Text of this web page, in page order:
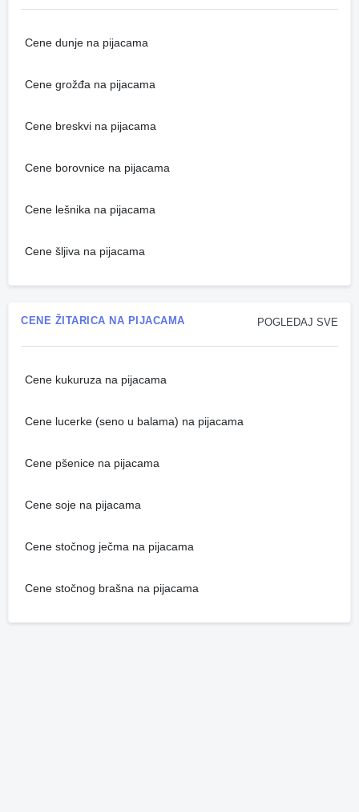
Cene dunje na pijacama
Cene grožđa na pijacama
Cene breskvi na pijacama
Cene borovnice na pijacama
Cene lešnika na pijacama
Cene šljiva na pijacama
POGLEDAJ SVE
CENE ŽITARICA NA PIJACAMA
Cene kukuruza na pijacama
Cene lucerke (seno u balama) na pijacama
Cene pšenice na pijacama
Cene soje na pijacama
Cene stočnog ječma na pijacama
Cene stočnog brašna na pijacama